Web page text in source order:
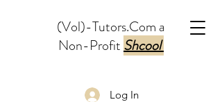
(Vol)-Tutors.Com a
Non-ProfitShcool
Log In